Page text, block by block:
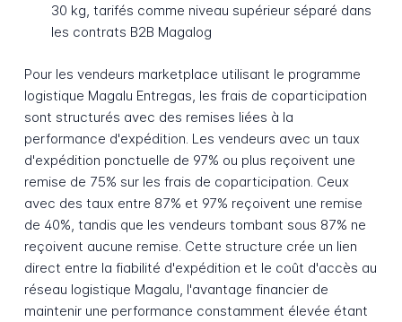
30 kg, tarifés comme niveau supérieur séparé dans
les contrats B2B Magalog
Pour les vendeurs marketplace utilisant le programme
logistique Magalu Entregas, les frais de coparticipation
sont structurés avec des remises liées à la
performance d'expédition. Les vendeurs avec un taux
d'expédition ponctuelle de 97% ou plus reçoivent une
remise de 75% sur les frais de coparticipation. Ceux
avec des taux entre 87% et 97% reçoivent une remise
de 40%, tandis que les vendeurs tombant sous 87% ne
reçoivent aucune remise. Cette structure crée un lien
direct entre la fiabilité d'expédition et le coût d'accès au
réseau logistique Magalu, l'avantage financier de
maintenir une performance constamment élevée étant